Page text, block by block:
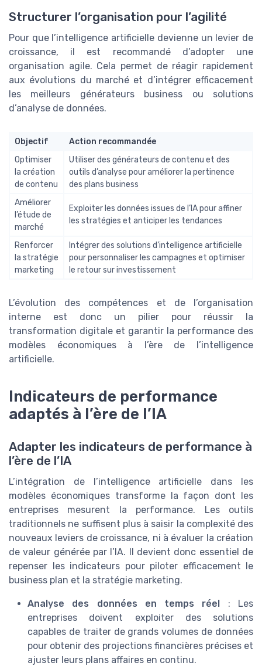
Structurer l’organisation pour l’agilité
Pour que l’intelligence artificielle devienne un levier de
croissance, il est recommandé d’adopter une
organisation agile. Cela permet de réagir rapidement
aux évolutions du marché et d’intégrer efficacement
les meilleurs générateurs business ou solutions
d’analyse de données.
Objectif
Action recommandée
Optimiser
la création
de contenu
Utiliser des générateurs de contenu et des
outils d’analyse pour améliorer la pertinence
des plans business
Améliorer
l’étude de
marché
Exploiter les données issues de l’IA pour affiner
les stratégies et anticiper les tendances
Renforcer
la stratégie
marketing
Intégrer des solutions d’intelligence artificielle
pour personnaliser les campagnes et optimiser
le retour sur investissement
L’évolution des compétences et de l’organisation
interne est donc un pilier pour réussir la
transformation digitale et garantir la performance des
modèles économiques à l’ère de l’intelligence
artificielle.
Indicateurs de performance
adaptés à l’ère de l’IA
Adapter les indicateurs de performance à
l’ère de l’IA
L’intégration de l’intelligence artificielle dans les
modèles économiques transforme la façon dont les
entreprises mesurent la performance. Les outils
traditionnels ne suffisent plus à saisir la complexité des
nouveaux leviers de croissance, ni à évaluer la création
de valeur générée par l’IA. Il devient donc essentiel de
repenser les indicateurs pour piloter efficacement le
business plan et la stratégie marketing.
Analyse des données en temps réel : Les
entreprises doivent exploiter des solutions
capables de traiter de grands volumes de données
pour obtenir des projections financières précises et
ajuster leurs plans affaires en continu.